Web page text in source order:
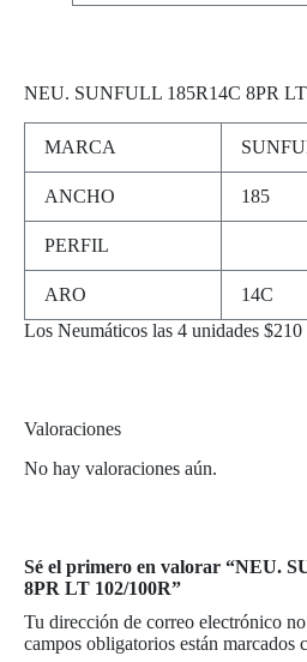
NEU. SUNFULL 185R14C 8PR
MARCA
ANCHO 185
PERFIL
ARO
14C
Los Neumáticos las 4 unidades $210
Valoraciones
No hay valoraciones aún.
Sé el primero en valorar “NEU.
8PR LT 102/100R”
Tu dirección de correo electrónico
campos obligatorios están marcados